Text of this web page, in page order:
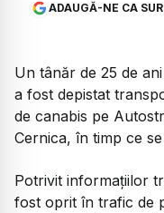
ADAUGĂ-NE CA
Un tânăr de 25 de
a fost depistat
de canabis pe
Cernica, în timp ce
Potrivit informațiilor
fost oprit în trafic de